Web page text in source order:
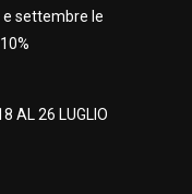
settembre le
AL 26 LUGLIO